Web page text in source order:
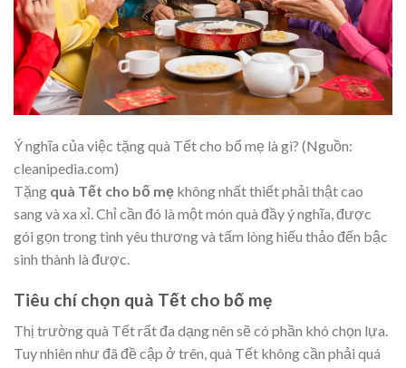
Ý nghĩa của việc tặng quà Tết cho bố mẹ là gì? (Nguồn:
cleanipedia.com)
Tặng quà Tết cho bố mẹ không nhất thiết phải thật cao
sang và xa xỉ. Chỉ cần đó là một món quà đầy ý nghĩa, được
gói gọn trong tình yêu thương và tấm lòng hiếu thảo đến bậc
sinh thành là được.
Tiêu chí chọn quà Tết cho bố mẹ
Thị trường quà Tết rất đa dạng nên sẽ có phần khó chọn lựa.
Tuy nhiên như đã đề cập ở trên, quà Tết không cần phải quá